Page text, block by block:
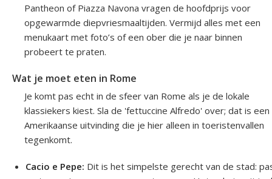
Pantheon of Piazza Navona vragen de hoofdprijs voor
opgewarmde diepvriesmaaltijden. Vermijd alles met een
menukaart met foto’s of een ober die je naar binnen
probeert te praten.
Wat je moet eten in Rome
Je komt pas echt in de sfeer van Rome als je de lokale
klassiekers kiest. Sla de 'fettuccine Alfredo' over; dat is een
Amerikaanse uitvinding die je hier alleen in toeristenvallen
tegenkomt.
Cacio e Pepe: Dit is het simpelste gerecht van de stad: